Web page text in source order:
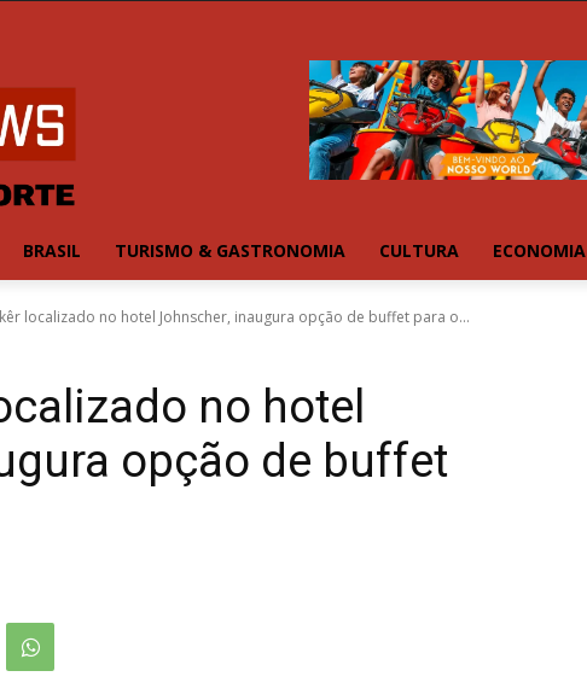
BRASIL TURISMO & GASTRONOMIA CULTURA ECONOMIA
localizado no hotel Johnscher, inaugura opção de buffet para o...
no hotel
opção de buffet